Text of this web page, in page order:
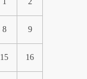
8 9
15 16